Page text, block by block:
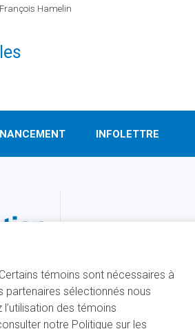
Hamelin
INFOLETTRE
SUIVEZ-NOUS!
témoins sont nécessaires à
partenaires sélectionnés nous
des témoins
notre Politique sur les